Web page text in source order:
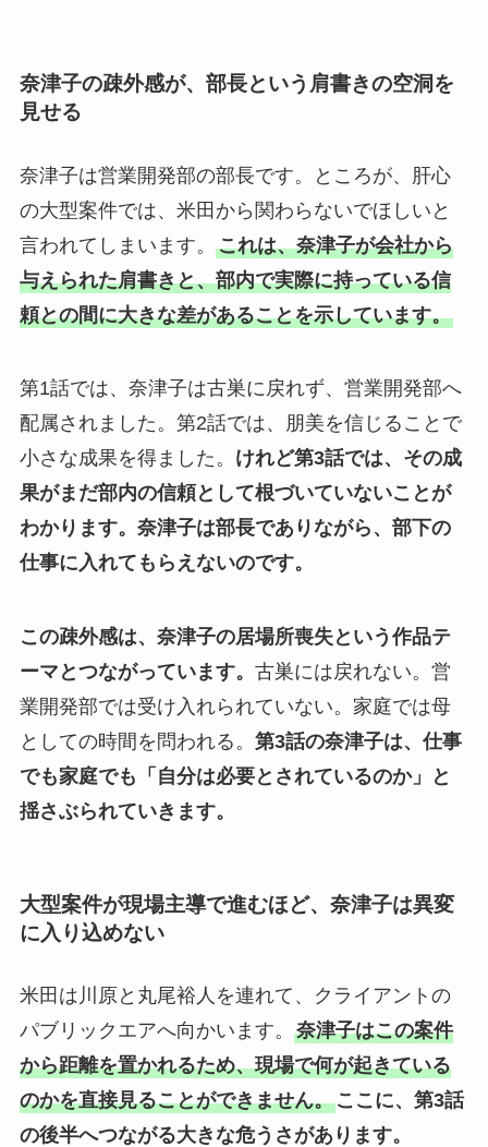
奈津子の疎外感が、部長という肩書きの空洞を
見せる
奈津子は営業開発部の部長です。ところが、肝心
の大型案件では、米田から関わらないでほしいと
言われてしまいます。 これは、奈津子が会社から
与えられた肩書きと、部内で実際に持っている信
頼との間に大きな差があることを示しています。
第1話では、奈津子は古巣に戻れず、営業開発部へ
配属されました。第2話では、朋美を信じることで
小さな成果を得ました。 けれど第3話では、その成
果がまだ部内の信頼として根づいていないことが
わかります。 奈津子は部長でありながら、部下の
仕事に入れてもらえないのです。
この疎外感は、奈津子の居場所喪失という作品テ
ーマとつながっています。 古巣には戻れない。営
業開発部では受け入れられていない。家庭では母
としての時間を問われる。 第3話の奈津子は、仕事
でも家庭でも「自分は必要とされているのか」と
揺さぶられていきます。
大型案件が現場主導で進むほど、奈津子は異変
に入り込めない
米田は川原と丸尾裕人を連れて、クライアントの
パブリックエアへ向かいます。 奈津子はこの案件
から距離を置かれるため、現場で何が起きている
のかを直接見ることができません。ここに、第3話
の後半へつながる大きな危うさがあります。